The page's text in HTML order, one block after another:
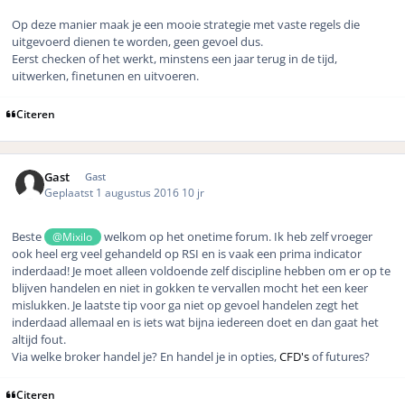
Op deze manier maak je een mooie strategie met vaste regels die
uitgevoerd dienen te worden, geen gevoel dus.
Eerst checken of het werkt, minstens een jaar terug in de tijd,
uitwerken, finetunen en uitvoeren.
Citeren
Gast Gast
Geplaatst 1 augustus 2016 10 jr
Beste @Mixilo
welkom op het onetime forum. Ik heb zelf vroeger
ook heel erg veel gehandeld op RSI en is vaak een prima indicator
inderdaad! Je moet alleen voldoende zelf discipline hebben om er op te
blijven handelen en niet in gokken te vervallen mocht het een keer
mislukken. Je laatste tip voor ga niet op gevoel handelen zegt het
inderdaad allemaal en is iets wat bijna iedereen doet en dan gaat het
altijd fout.
Via welke broker handel je? En handel je in opties,CFD'sof futures?
Citeren